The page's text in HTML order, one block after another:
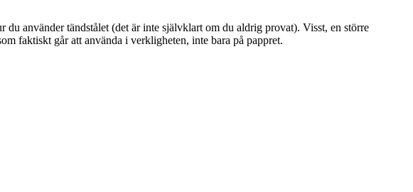
använder tändstålet (det är inte självklart om du aldrig provat). Visst, en större
faktiskt går att använda i verkligheten, inte bara på pappret.